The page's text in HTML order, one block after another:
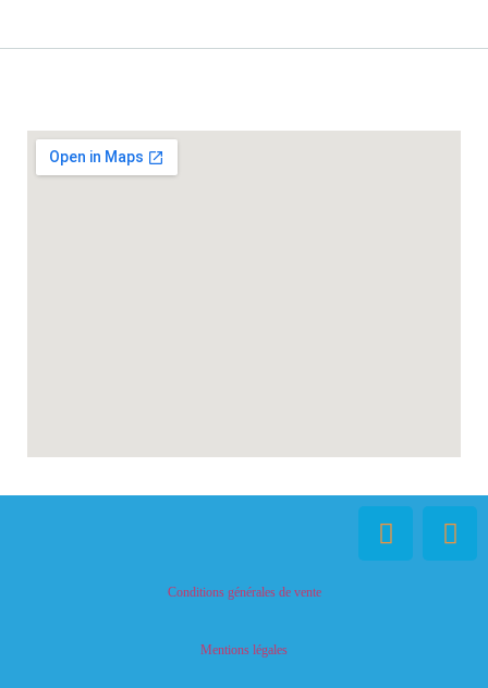
Conditions générales de vente
Mentions légales